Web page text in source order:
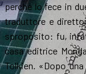
perché lo fece in
traduttore e
sproposito: fu,
casa editrice
Tolkien. «Dopo